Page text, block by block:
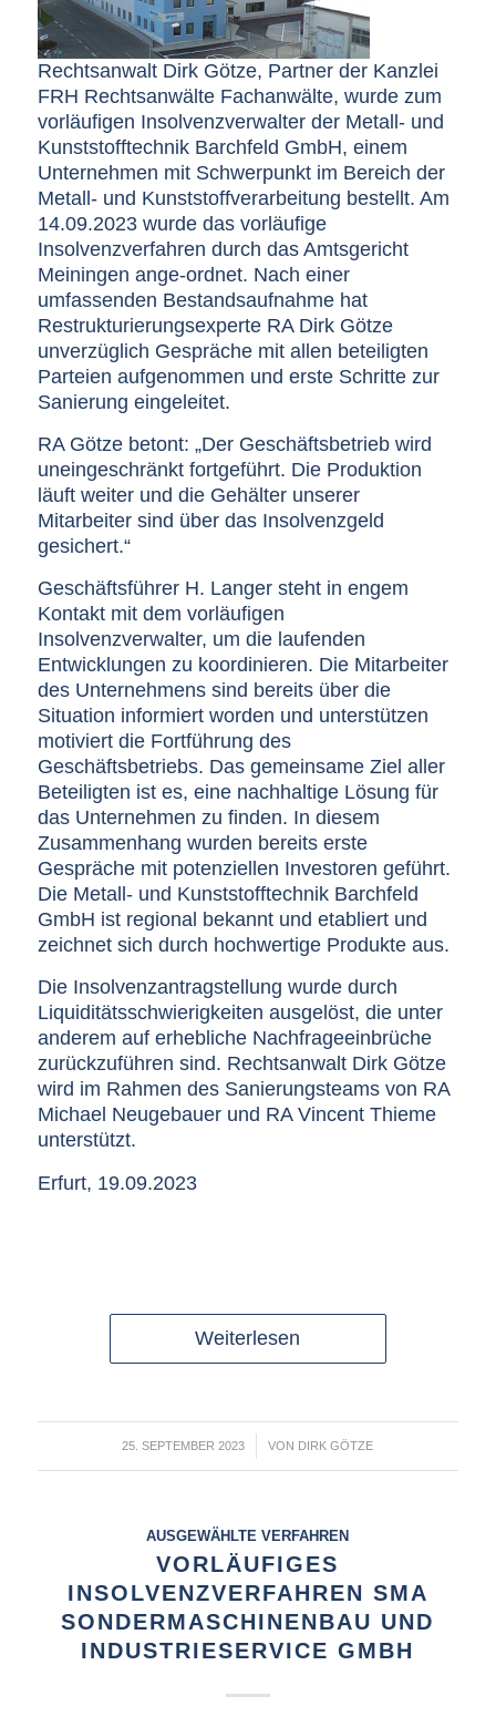
Rechtsanwalt Dirk Götze, Partner der Kanzlei
FRH Rechtsanwälte Fachanwälte, wurde zum
vorläufigen Insolvenzverwalter der Metall- und
Kunststofftechnik Barchfeld GmbH, einem
Unternehmen mit Schwerpunkt im Bereich der
Metall- und Kunststoffverarbeitung bestellt. Am
14.09.2023 wurde das vorläufige
Insolvenzverfahren durch das Amtsgericht
Meiningen ange-ordnet. Nach einer
umfassenden Bestandsaufnahme hat
Restrukturierungsexperte RA Dirk Götze
unverzüglich Gespräche mit allen beteiligten
Parteien aufgenommen und erste Schritte zur
Sanierung eingeleitet.
RA Götze betont: „Der Geschäftsbetrieb wird
uneingeschränkt fortgeführt. Die Produktion
läuft weiter und die Gehälter unserer
Mitarbeiter sind über das Insolvenzgeld
gesichert.“
Geschäftsführer H. Langer steht in engem
Kontakt mit dem vorläufigen
Insolvenzverwalter, um die laufenden
Entwicklungen zu koordinieren. Die Mitarbeiter
des Unternehmens sind bereits über die
Situation informiert worden und unterstützen
motiviert die Fortführung des
Geschäftsbetriebs. Das gemeinsame Ziel aller
Beteiligten ist es, eine nachhaltige Lösung für
das Unternehmen zu finden. In diesem
Zusammenhang wurden bereits erste
Gespräche mit potenziellen Investoren geführt.
Die Metall- und Kunststofftechnik Barchfeld
GmbH ist regional bekannt und etabliert und
zeichnet sich durch hochwertige Produkte aus.
Die Insolvenzantragstellung wurde durch
Liquiditätsschwierigkeiten ausgelöst, die unter
anderem auf erhebliche Nachfrageeinbrüche
zurückzuführen sind. Rechtsanwalt Dirk Götze
wird im Rahmen des Sanierungsteams von RA
Michael Neugebauer und RA Vincent Thieme
unterstützt.
Erfurt, 19.09.2023
Weiterlesen
25. SEPTEMBER 2023
/ VON DIRK GÖTZE
AUSGEWÄHLTE VERFAHREN
VORLÄUFIGES
INSOLVENZVERFAHREN SMA
SONDERMASCHINENBAU UND
INDUSTRIESERVICE GMBH